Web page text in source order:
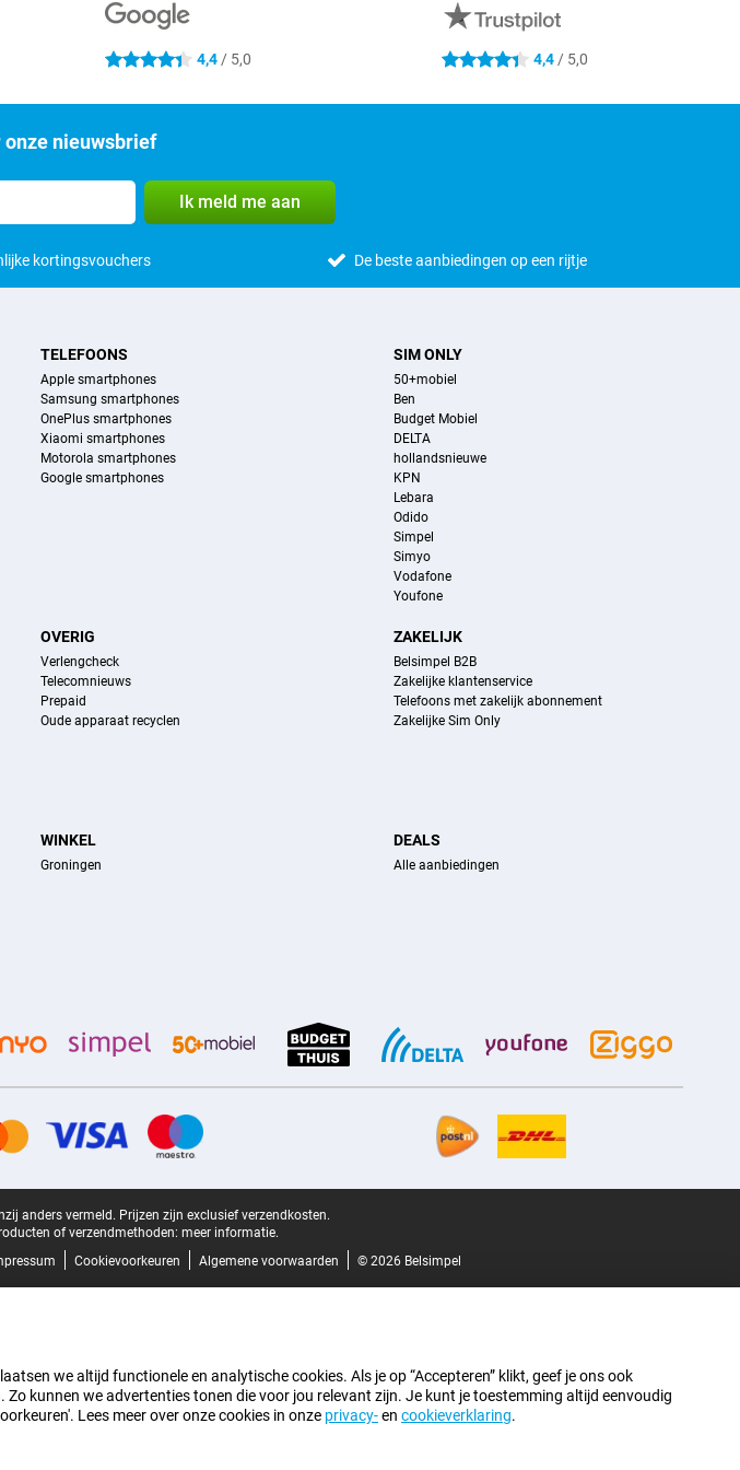
4.4 sterren 4,4 / 5,0 4.4 sterren 4,4 / 5,0
onze nieuwsbrief
Ik meld me aan
kortingsvouchers De beste aanbiedingen op een rijtje
TELEFOONS
Apple smartphones
Samsung smartphones
OnePlus smartphones
Xiaomi smartphones
Motorola smartphones
Google smartphones
SIM ONLY
50+mobiel
Ben
Budget Mobiel
DELTA
hollandsnieuwe
KPN
Lebara
Odido
Simpel
Simyo
Vodafone
Youfone
OVERIG
Verlengcheck
Telecomnieuws
Prepaid
Oude apparaat recyclen
ZAKELIJK
Belsimpel B2B
Zakelijke klantenservice
Telefoons met zakelijk abonnement
Zakelijke Sim Only
WINKEL
Groningen
DEALS
Alle aanbiedingen
anders vermeld. Prijzen zijn exclusief verzendkosten.
of verzendmethoden: meer informatie.
Cookievoorkeuren Algemene voorwaarden © 2026 Belsimpel
we altijd functionele en analytische cookies. Als je op “Accepteren” klikt, geef je ons ook
kunnen we advertenties tonen die voor jou relevant zijn. Je kunt je toestemming altijd eenvoudig
Lees meer over onze cookies in onze privacy-en cookieverklaring.